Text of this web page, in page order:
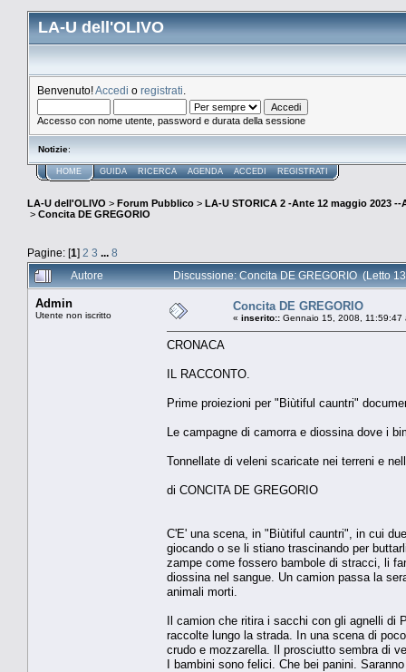
LA-U dell'OLIVO
Benvenuto!Accedi o registrati
Accesso con nome utente, password e durata della sessione
Notizie:
HOME GUIDA RICERCA AGENDA ACCEDI REGISTRATI
LA-U dell'OLIVO > Forum Pubblico > LA-U STORICA 2 -Ante 12 maggio 2023 --
> Concita DE GREGORIO
Pagine: [1] 2 3 ... 8
Autore
Discussione: Concita DE GREGORIO (Letto
Admin
Utente non iscritto
Concita DE GREGORIO
« inserito:: Gennaio 15, 2008, 11:59:47
CRONACA
IL RACCONTO.
Prime proiezioni per "Biùtiful cauntri"
Le campagne di camorra e diossina dove i
Tonnellate di veleni scaricate nei terreni e
di CONCITA DE GREGORIO
C'E' una scena, in "Biùtiful cauntri", in cui
giocando o se li stiano trascinando per
zampe come fossero bambole di stracci, li
diossina nel sangue. Un camion passa la
animali morti.
Il camion che ritira i sacchi con gli agnelli di
raccolte lungo la strada. In una scena di
crudo e mozzarella. Il prosciutto sembra di
I bambini sono felici. Che bei panini.